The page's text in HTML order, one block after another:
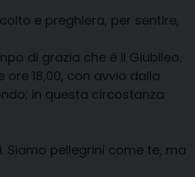
e preghiera, per sentire,
di grazia che è il Giubileo.
18,00, con avvio dalla
in questa circostanza
pellegrini come te, ma